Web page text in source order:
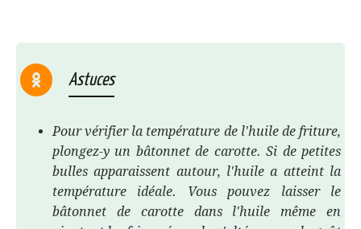
Astuces
Pour vérifier la température de l'huile de friture,
plongez-y un bâtonnet de carotte. Si de petites
bulles apparaissent autour, l'huile a atteint la
température idéale. Vous pouvez laisser le
bâtonnet de carotte dans l'huile même en